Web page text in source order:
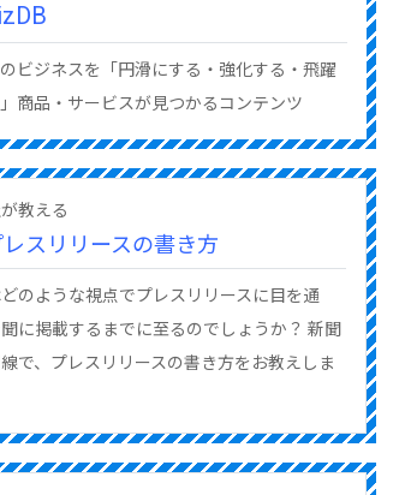
ビジネスを「円滑にする・強化する・飛躍
商品・サービスが見つかるコンテンツ
教える
レスリリースの書き方
のような視点でプレスリリースに目を通
聞に掲載するまでに至るのでしょうか？ 新聞
で、プレスリリースの書き方をお教えしま